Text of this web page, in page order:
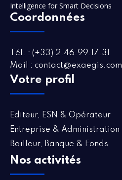
Intelligence for Smart Decisions
Coordonnées
Tél. : (+33) 2.46.99.17.31
Mail : contact@exaegis.com
Votre profil
Editeur, ESN & Opérateur
Entreprise & Administration
Bailleur, Banque & Fonds
Nos activités